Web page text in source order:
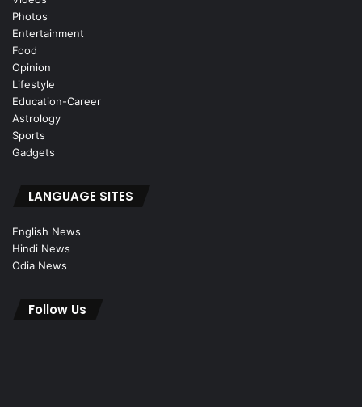
Photos
Entertainment
Food
Opinion
Lifestyle
Education-Career
Astrology
Sports
Gadgets
LANGUAGE SITES
English News
Hindi News
Odia News
Follow Us